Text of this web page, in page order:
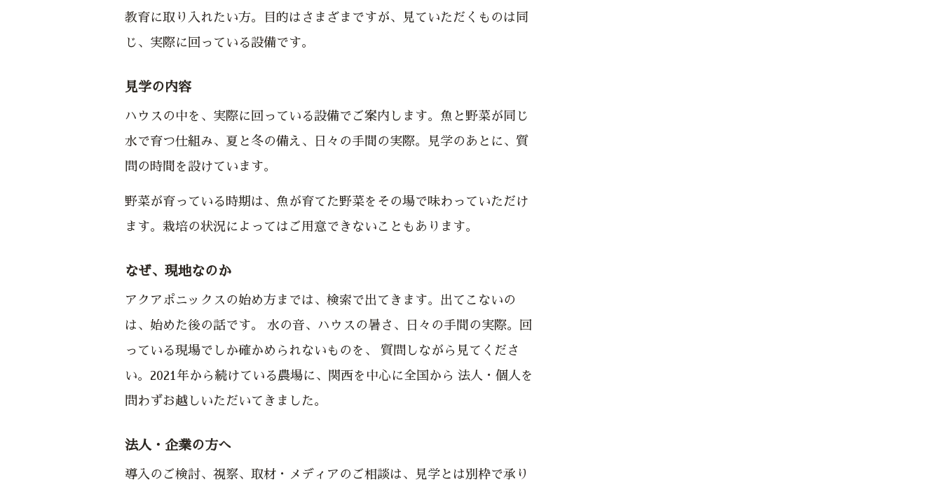
教育に取り入れたい方。目的はさまざまですが、見ていただくものは同
じ、実際に回っている設備です。
見学の内容
ハウスの中を、実際に回っている設備でご案内します。魚と野菜が同じ
水で育つ仕組み、夏と冬の備え、日々の手間の実際。見学のあとに、質
問の時間を設けています。
野菜が育っている時期は、魚が育てた野菜をその場で味わっていただけ
ます。栽培の状況によってはご用意できないこともあります。
なぜ、現地なのか
アクアポニックスの始め方までは、検索で出てきます。出てこないの
は、始めた後の話です。 水の音、ハウスの暑さ、日々の手間の実際。回
っている現場でしか確かめられないものを、 質問しながら見てくださ
い。2021年から続けている農場に、関西を中心に全国から 法人・個人を
問わずお越しいただいてきました。
法人・企業の方へ
導入のご検討、視察、取材・メディアのご相談は、見学とは別枠で承り